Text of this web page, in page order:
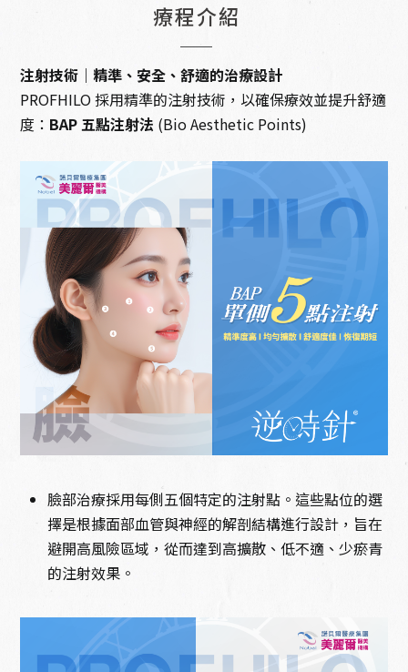
療程介紹
注射技術｜精準、安全、舒適的治療設計
PROFHILO 採用精準的注射技術，以確保療效並提升舒適
度： BAP 五點注射法 (Bio Aesthetic Points)
臉部治療採用每側五個特定的注射點。這些點位的選
擇是根據面部血管與神經的解剖結構進行設計，旨在
避開高風險區域，從而達到高擴散、低不適、少瘀青
的注射效果。